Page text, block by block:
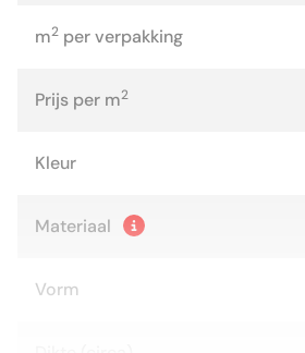
m2 per verpakking
Prijs per m2
Kleur
Materiaal
Vorm